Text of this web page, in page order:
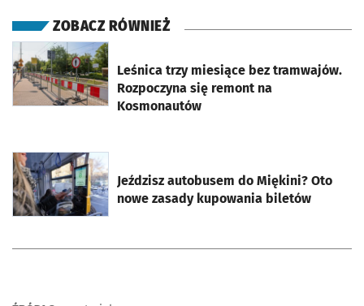
ZOBACZ RÓWNIEŻ
Leśnica trzy miesiące bez tramwajów.
Rozpoczyna się remont na
Kosmonautów
otworzy się w nowej karcie
Jeździsz autobusem do Miękini? Oto
nowe zasady kupowania biletów
otworzy się w nowej karcie